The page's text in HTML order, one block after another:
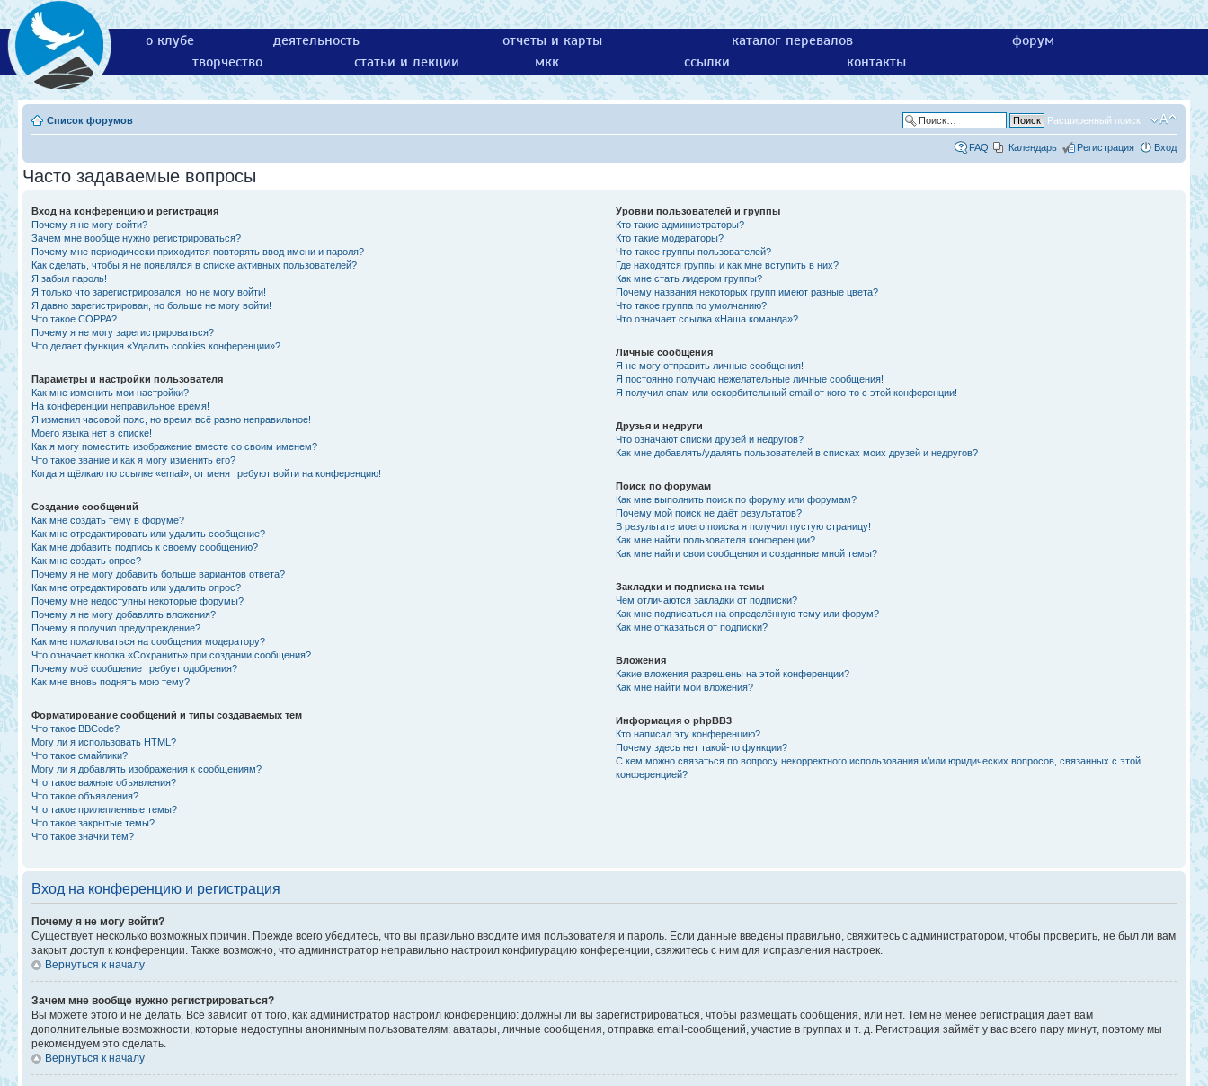
о клубе деятельность отчеты и карты каталог перевалов
форум
творчество
статьи и лекции мкк ссылки контакты
Список форумов Расширенный поиск
FAQ Календарь Регистрация Вход
Часто задаваемые вопросы
Вход на конференцию и регистрация
Почему я не могу войти?
Зачем мне вообще нужно регистрироваться?
Почему мне периодически приходится повторять ввод имени и пароля?
Как сделать, чтобы я не появлялся в списке активных пользователей?
Я забыл пароль!
Я только что зарегистрировался, но не могу войти!
Я давно зарегистрирован, но больше не могу войти!
Что такое COPPA?
Почему я не могу зарегистрироваться?
Что делает функция «Удалить cookies конференции»?
Параметры и настройки пользователя
Как мне изменить мои настройки?
На конференции неправильное время!
Я изменил часовой пояс, но время всё равно неправильное!
Моего языка нет в списке!
Как я могу поместить изображение вместе со своим именем?
Что такое звание и как я могу изменить его?
Когда я щёлкаю по ссылке «email», от меня требуют войти на конференцию!
Создание сообщений
Как мне создать тему в форуме?
Как мне отредактировать или удалить сообщение?
Как мне добавить подпись к своему сообщению?
Как мне создать опрос?
Почему я не могу добавить больше вариантов ответа?
Как мне отредактировать или удалить опрос?
Почему мне недоступны некоторые форумы?
Почему я не могу добавлять вложения?
Почему я получил предупреждение?
Как мне пожаловаться на сообщения модератору?
Что означает кнопка «Сохранить» при создании сообщения?
Почему моё сообщение требует одобрения?
Как мне вновь поднять мою тему?
Форматирование сообщений и типы создаваемых тем
Что такое BBCode?
Могу ли я использовать HTML?
Что такое смайлики?
Могу ли я добавлять изображения к сообщениям?
Что такое важные объявления?
Что такое объявления?
Что такое прилепленные темы?
Что такое закрытые темы?
Что такое значки тем?
Уровни пользователей и группы
Кто такие администраторы?
Кто такие модераторы?
Что такое группы пользователей?
Где находятся группы и как мне вступить в них?
Как мне стать лидером группы?
Почему названия некоторых групп имеют разные цвета?
Что такое группа по умолчанию?
Что означает ссылка «Наша команда»?
Личные сообщения
Я не могу отправить личные сообщения!
Я постоянно получаю нежелательные личные сообщения!
Я получил спам или оскорбительный email от кого-то с этой конференции!
Друзья и недруги
Что означают списки друзей и недругов?
Как мне добавлять/удалять пользователей в списках моих друзей и недругов?
Поиск по форумам
Как мне выполнить поиск по форуму или форумам?
Почему мой поиск не даёт результатов?
В результате моего поиска я получил пустую страницу!
Как мне найти пользователя конференции?
Как мне найти свои сообщения и созданные мной темы?
Закладки и подписка на темы
Чем отличаются закладки от подписки?
Как мне подписаться на определённую тему или форум?
Как мне отказаться от подписки?
Вложения
Какие вложения разрешены на этой конференции?
Как мне найти мои вложения?
Информация о phpBB3
Кто написал эту конференцию?
Почему здесь нет такой-то функции?
С кем можно связаться по вопросу некорректного использования и/или юридических вопросов, связанных с этой
конференцией?
Вход на конференцию и регистрация
Почему я не могу войти?
Существует несколько возможных причин. Прежде всего убедитесь, что вы правильно вводите имя пользователя и пароль. Если данные введены правильно, свяжитесь с администратором, чтобы проверить, не был ли вам
закрыт доступ к конференции. Также возможно, что администратор неправильно настроил конфигурацию конференции, свяжитесь с ним для исправления настроек.
Вернуться к началу
Зачем мне вообще нужно регистрироваться?
Вы можете этого и не делать. Всё зависит от того, как администратор настроил конференцию: должны ли вы зарегистрироваться, чтобы размещать сообщения, или нет. Тем не менее регистрация даёт вам
дополнительные возможности, которые недоступны анонимным пользователям: аватары, личные сообщения, отправка email-сообщений, участие в группах и т. д. Регистрация займёт у вас всего пару минут, поэтому мы
рекомендуем это сделать.
Вернуться к началу